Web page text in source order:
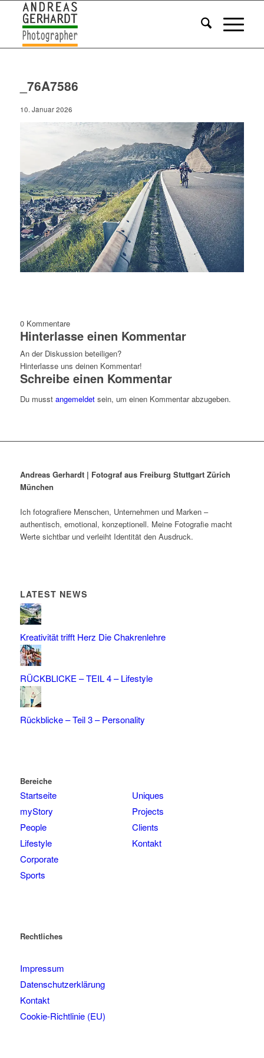
_76A7586
10. Januar 2026
0 Kommentare
Hinterlasse einen Kommentar
An der Diskussion beteiligen?
Hinterlasse uns deinen Kommentar!
Schreibe einen Kommentar
Du musst angemeldetsein, um einen Kommentar abzugeben.
Andreas Gerhardt | Fotograf aus Freiburg Stuttgart Zürich
München
Ich fotografiere Menschen, Unternehmen und Marken –
authentisch, emotional, konzeptionell. Meine Fotografie macht
Werte sichtbar und verleiht Identität den Ausdruck.
LATEST NEWS
Kreativität trifft Herz Die Chakrenlehre
RÜCKBLICKE – TEIL 4 – Lifestyle
Rückblicke – Teil 3 – Personality
Bereiche
Startseite
myStory
People
Lifestyle
Corporate
Sports
Uniques
Projects
Clients
Kontakt
Rechtliches
Impressum
Datenschutzerklärung
Kontakt
Cookie-Richtlinie (EU)